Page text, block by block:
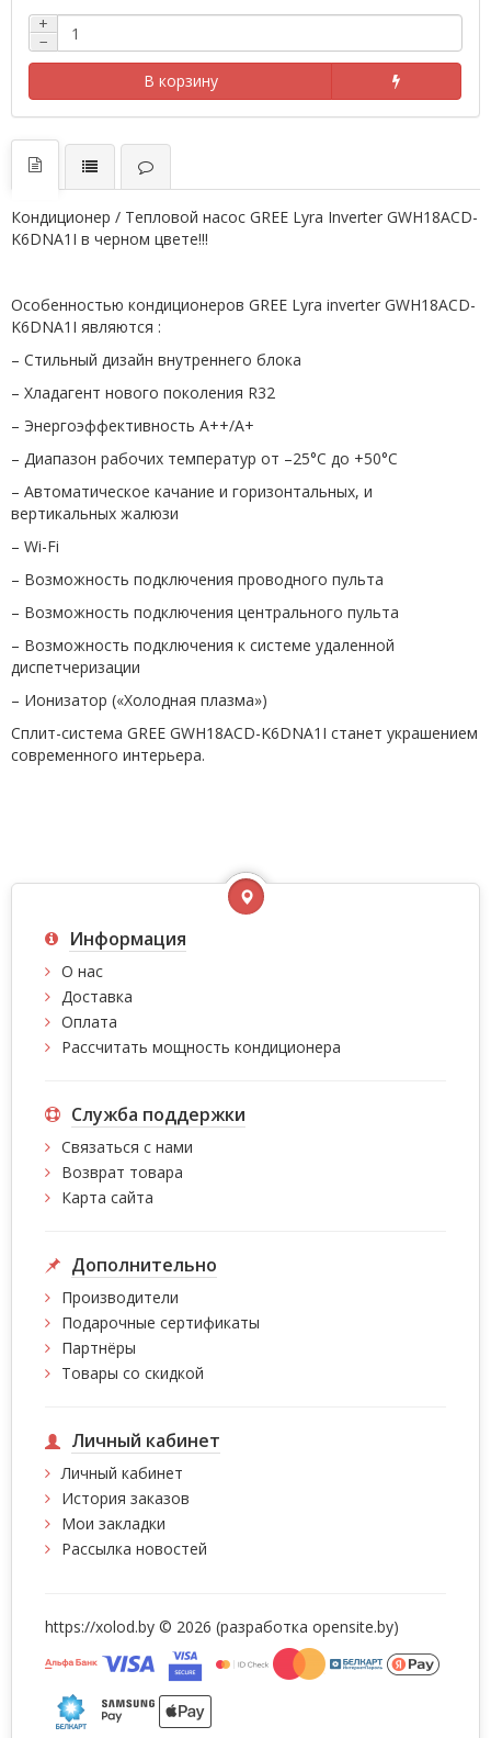
+
−
В корзину
Кондиционер / Тепловой насос GREE Lyra Inverter GWH18ACD-
K6DNA1I в черном цвете!!!
Особенностью кондиционеров GREE Lyra inverter GWH18ACD-
K6DNA1I являются :
– Стильный дизайн внутреннего блока
– Хладагент нового поколения R32
– Энергоэффективность А++/А+
– Диапазон рабочих температур от –25°С до +50°С
– Автоматическое качание и горизонтальных, и
вертикальных жалюзи
– Wi-Fi
– Возможность подключения проводного пульта
– Возможность подключения центрального пульта
– Возможность подключения к системе удаленной
диспетчеризации
– Ионизатор («Холодная плазма»)
Сплит-система GREE GWH18ACD-K6DNA1I станет украшением
современного интерьера.
Информация
О нас
Доставка
Оплата
Рассчитать мощность кондиционера
Служба поддержки
Связаться с нами
Возврат товара
Карта сайта
Дополнительно
Производители
Подарочные сертификаты
Партнёры
Товары со скидкой
Личный кабинет
Личный кабинет
История заказов
Мои закладки
Рассылка новостей
https://xolod.by © 2026 (разработка opensite.by)